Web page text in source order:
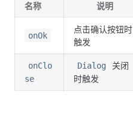
名称 说明
onOk
点击确认按钮时
触发
onClo
se
Dialog
关闭
时触发